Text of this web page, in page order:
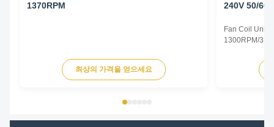
1370RPM
최상의 가격을 얻으세요
240V 50/
Fan Coil Unit
1300RPM/
Type
TEAO